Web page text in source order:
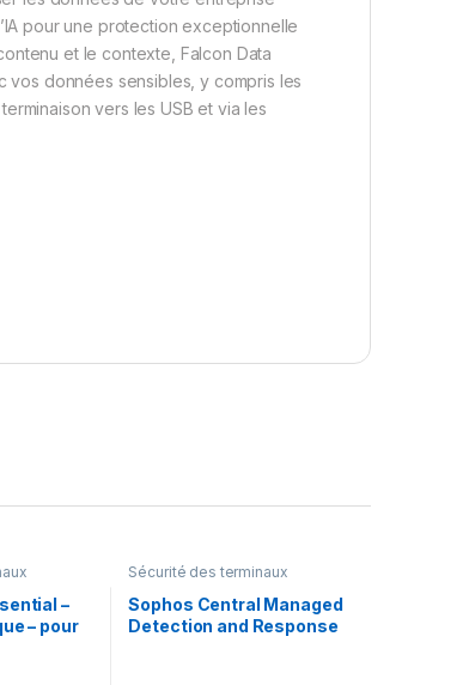
pour une protection exceptionnelle
et le contexte, Falcon Data
données sensibles, y compris les
vers les USB et via les
–
– pour
Sécurité des terminaux
Sophos Central Managed
Detection and Response